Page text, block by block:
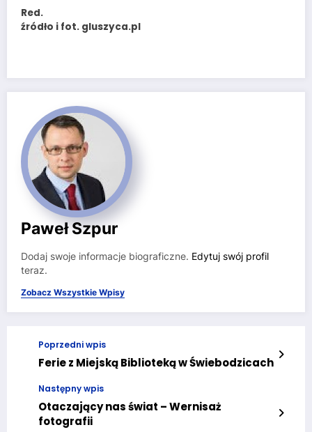
Red.
źródło i fot. gluszyca.pl
Paweł Szpur
Dodaj swoje informacje biograficzne. Edytuj swój profil
teraz.
Zobacz Wszystkie Wpisy
Poprzedni wpis
Ferie z Miejską Biblioteką w Świebodzicach
Następny wpis
Otaczający nas świat – Wernisaż
fotografii